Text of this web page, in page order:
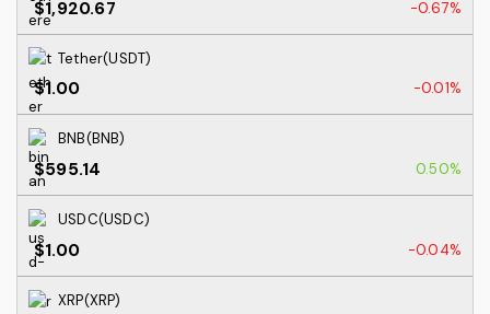
$1,920.67 -0.67%
Tether(USDT)
$1.00 -0.01%
BNB(BNB)
$595.14 0.50%
USDC(USDC)
$1.00 -0.04%
XRP(XRP)